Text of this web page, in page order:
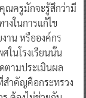
ณครูมักจะรู้สึกว่ามี
งในการแก้ไข
าน หรือองค์กร
ในโรงเรียนนั้น
ตามประเมินผล
ำคัญคือกระทรวง